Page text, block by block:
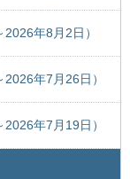
年8月2日）
年7月26日）
年7月19日）